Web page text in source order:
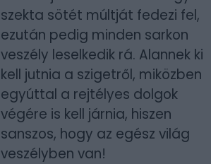
szekta sötét múltját fedezi fel,
ezután pedig minden sarkon
veszély leselkedik rá. Alannek ki
kell jutnia a szigetről, miközben
egyúttal a rejtélyes dolgok
végére is kell járnia, hiszen
sanszos, hogy az egész világ
veszélyben van!